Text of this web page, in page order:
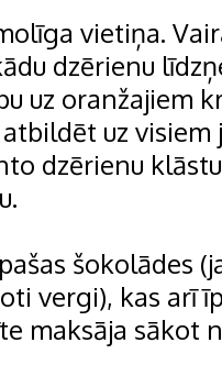
vietiņa.
dzērienu
uz oranžajiem
uz visiem
dzērienu
šokolādes
vergi), kas arī
maksāja sākot